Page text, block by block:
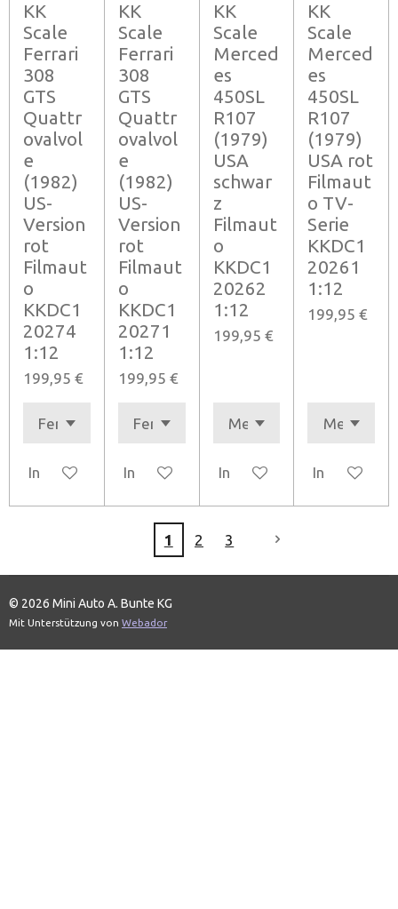
KK
Scale
Ferrari
308
GTS
Quattr
ovalvol
e
(1982)
US-
Version
rot
Filmaut
o
KKDC1
20274
1:12
199,95 €
In den Warenkorb
KK
Scale
Ferrari
308
GTS
Quattr
ovalvol
e
(1982)
US-
Version
rot
Filmaut
o
KKDC1
20271
1:12
199,95 €
In den Warenkorb
KK
Scale
Merced
es
450SL
R107
(1979)
USA
schwar
z
Filmaut
o
KKDC1
20262
1:12
199,95 €
In den Warenkorb
KK
Scale
Merced
es
450SL
R107
(1979)
USA rot
Filmaut
o TV-
Serie
KKDC1
20261
1:12
199,95 €
In den
1 2 3
© 2026 Mini Auto A. Bunte KG
Mit Unterstützung von Webador